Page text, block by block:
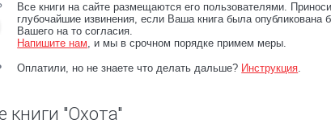
Все книги на сайте размещаются его пользователями.
глубочайшие извинения, если Ваша книга была опубликована
Вашего на то согласия.
Напишите нам, и мы в срочном порядке примем меры.
Оплатили, но не знаете что делать дальше? Инструкция.
книги "Охота"